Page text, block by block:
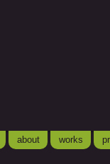
about works